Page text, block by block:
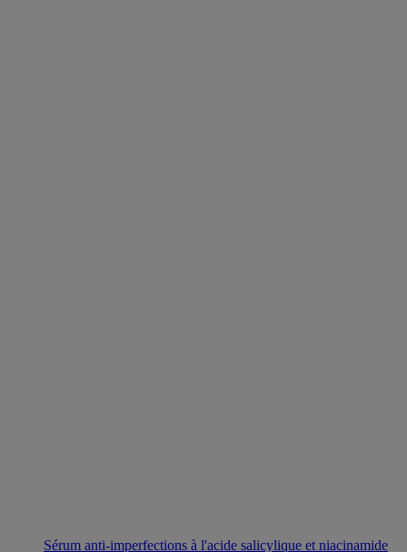
Sérum anti-imperfections à l'acide salicylique et niacinamide